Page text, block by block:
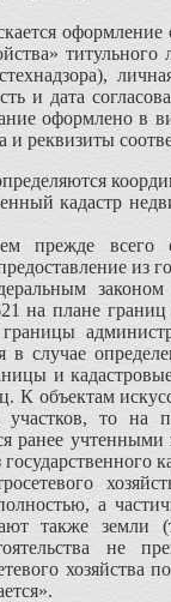
оформление
дата
оформлено в
и ре­квизиты
кадастр
прежде всего
из
на плане гра­ниц
случае
и
К объектам
то на
ранее
а
также
не
хозяйства